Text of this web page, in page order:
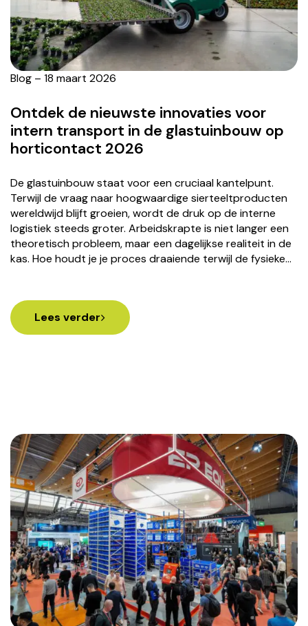
Ontdek de nieuwste innovaties voor
intern transport in de glastuinbouw op
horticontact 2026
Blog – 18 maart 2026
De glastuinbouw staat voor een cruciaal kantelpunt.
Terwijl de vraag naar hoogwaardige sierteeltproducten
wereldwijd blijft groeien, wordt de druk op de interne
logistiek steeds groter. Arbeidskrapte is niet langer een
theoretisch probleem, maar een dagelijkse realiteit in de
kas. Hoe houdt je je proces draaiende terwijl de fysieke…
Lees verder